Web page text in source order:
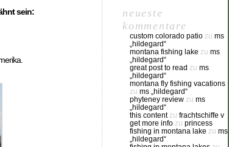
sein:
neueste
kommentare
custom colorado patio zu ms
„hildegard“
montana fishing lake zu ms
„hildegard“
great post to read zu ms
„hildegard“
montana fly fishing vacations
zu ms „hildegard“
phyteney review zu ms
„hildegard“
this contentzu frachtschiffe v
get more info zu princess
fishing in montana lake zu ms
„hildegard“